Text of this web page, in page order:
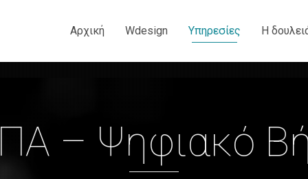
Αρχική Wdesign Υπηρεσίες Η
– Ψηφιακό